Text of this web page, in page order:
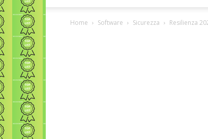
Home Software Sicurezza Resilienza